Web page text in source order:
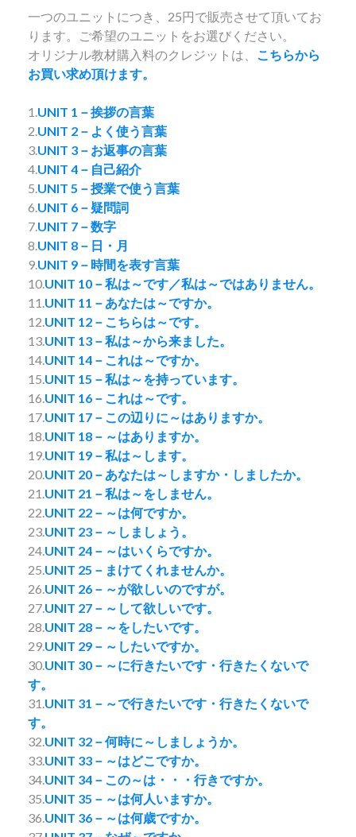
一つのユニットにつき、25円で販売させて頂いてお
ります。ご希望のユニットをお選びください。
オリジナル教材購入料のクレジットは、 こちらから
お買い求め頂けます。
1.UNIT 1－挨拶の言葉
2.UNIT 2－よく使う言葉
3.UNIT 3－お返事の言葉
4.UNIT 4－自己紹介
5.UNIT 5－授業で使う言葉
6.UNIT 6－疑問詞
7.UNIT 7－数字
8.UNIT 8－日・月
9.UNIT 9－時間を表す言葉
10.UNIT 10－私は～です／私は～ではありません。
11.UNIT 11－あなたは～ですか。
12.UNIT 12－こちらは～です。
13.UNIT 13－私は～から来ました。
14.UNIT 14－これは～ですか。
15.UNIT 15－私は～を持っています。
16.UNIT 16－これは～です。
17.UNIT 17－この辺りに～はありますか。
18.UNIT 18－～はありますか。
19.UNIT 19－私は～します。
20.UNIT 20－あなたは～しますか・しましたか。
21.UNIT 21－私は～をしません。
22.UNIT 22－～は何ですか。
23.UNIT 23－～しましょう。
24.UNIT 24－～はいくらですか。
25.UNIT 25－まけてくれませんか。
26.UNIT 26－～が欲しいのですが。
27.UNIT 27－～して欲しいです。
28.UNIT 28－～をしたいです。
29.UNIT 29－～したいですか。
30.UNIT 30－～に行きたいです・行きたくないで
す。
31.UNIT 31－～で行きたいです・行きたくないで
す。
32.UNIT 32－何時に～しましょうか。
33.UNIT 33－～はどこですか。
34.UNIT 34－この～は・・・行きですか。
35.UNIT 35－～は何人いますか。
36.UNIT 36－～は何歳ですか。